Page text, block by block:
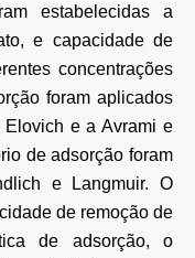
estabelecidas a
e capacidade de
concentrações
foram aplicados
Elovich e a Avrami e
de adsorção foram
e Langmuir. O
de remoção de
de adsorção, o